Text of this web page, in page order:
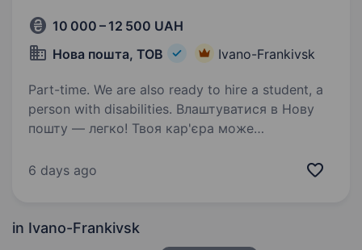
10 000 – 12 500 UAH
Нова пошта, ТОВ
Ivano-Frankivsk
Part-time. We are also ready to hire a student, a
person with disabilities. Влаштуватися в Нову
пошту — легко! Твоя кар'єра може
ми в пошуку оператора поштового відділення.
6 days ago
in Ivano-Frankivsk